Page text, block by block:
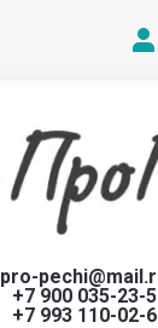
pro-
+7 900 035-23-
+7 993 110-02-